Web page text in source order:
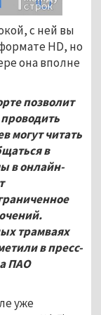
с ней вы
HD, но
она вполне
позволит
могут читать
в
в онлайн-
трамваях
в пресс-
ПАО
уже